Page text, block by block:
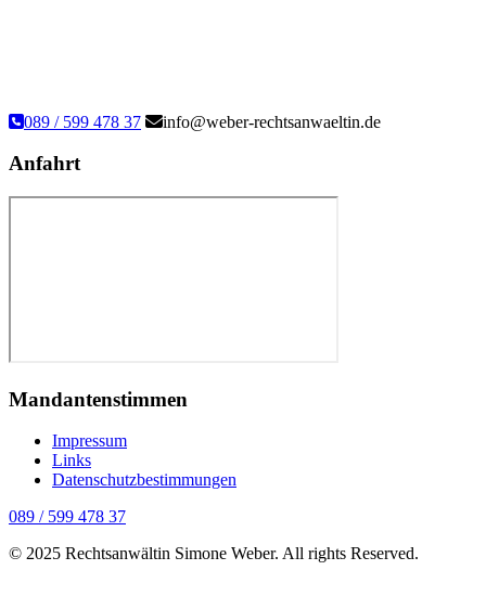
089 / 599 478 37 info@weber-rechtsanwaeltin.de
Anfahrt
Mandantenstimmen
Impressum
Links
Datenschutzbestimmungen
089 / 599 478 37
© 2025 Rechtsanwältin Simone Weber. All rights Reserved.